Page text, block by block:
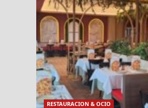
RESTAURACION & OCIO